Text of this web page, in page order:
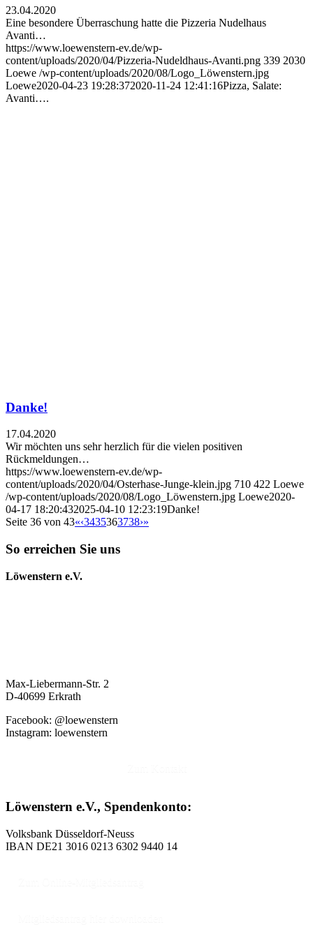
23.04.2020
Eine besondere Überraschung hatte die Pizzeria Nudelhaus
Avanti…
https://www.loewenstern-ev.de/wp-
content/uploads/2020/04/Pizzeria-Nudeldhaus-Avanti.png 339 2030
Loewe /wp-content/uploads/2020/08/Logo_Löwenstern.jpg
Loewe2020-04-23 19:28:372020-11-24 12:41:16Pizza, Salate:
Avanti….
Danke!
17.04.2020
Wir möchten uns sehr herzlich für die vielen positiven
Rückmeldungen…
https://www.loewenstern-ev.de/wp-
content/uploads/2020/04/Osterhase-Junge-klein.jpg 710 422 Loewe
/wp-content/uploads/2020/08/Logo_Löwenstern.jpg Loewe2020-
04-17 18:20:432025-04-10 12:23:19Danke!
Seite 36 von 43«‹3435363738›»
So erreichen Sie uns
Löwenstern e.V.
Max-Liebermann-Str. 2
D-40699 Erkrath
Facebook: @loewenstern
Instagram: loewenstern
Löwenstern e.V., Spendenkonto:
Volksbank Düsseldorf-Neuss
IBAN DE21 3016 0213 6302 9440 14